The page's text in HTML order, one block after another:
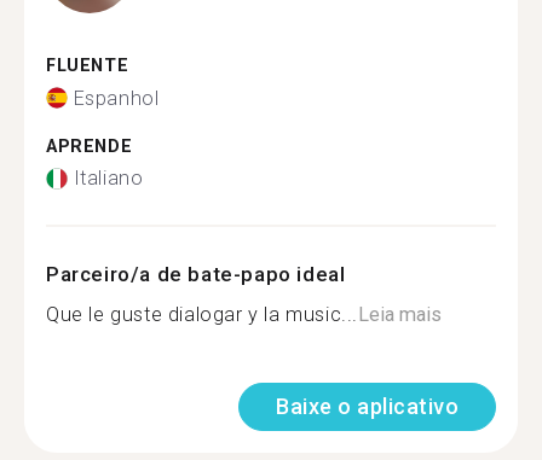
FLUENTE
Espanhol
APRENDE
Italiano
Parceiro/a de bate-papo ideal
Que le guste dialogar y la music...Leia mais
Baixe o aplicativo